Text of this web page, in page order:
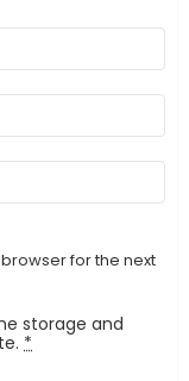
for the next
storage and
*